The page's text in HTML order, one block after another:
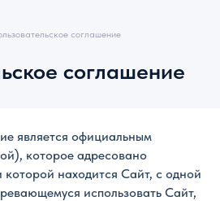
соглашение
соглашение
является официальным
которое адресовано
находится Сайт, с одной
использовать Сайт,